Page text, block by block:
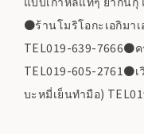
●ร้านโมริโอกะเอกิมา
TEL019-639-7666●
TEL019-605-2761●
บะหมี่เย็นทำมือ)